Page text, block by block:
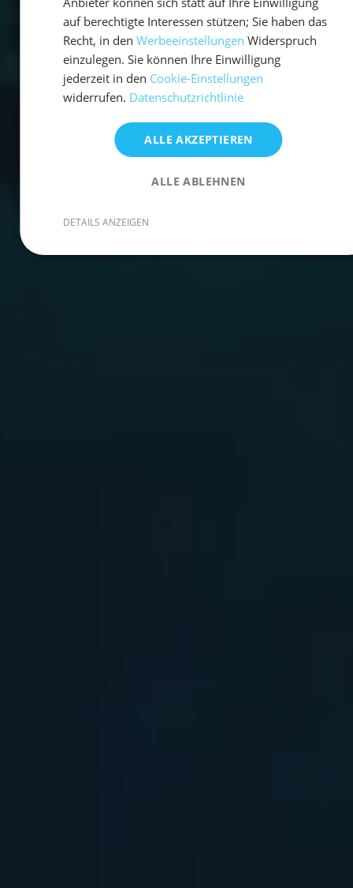
auf berechtigte Interessen stützen; Sie haben das
Recht, in den Werbeeinstellungen Widerspruch
einzulegen. Sie können Ihre Einwilligung
jederzeit in den Cookie-Einstellungen
widerrufen. Datenschutzrichtlinie
ALLE AKZEPTIEREN
ALLE ABLEHNEN
DETAILS ANZEIGEN